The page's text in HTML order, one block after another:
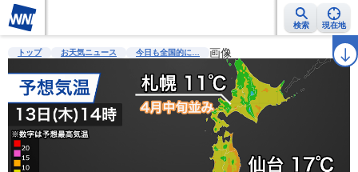
検索 現在地
雨雲レーダー 台風情報 地震情報 警報・注意報 ラ
トップ お天気ニュース 今日も全国的に… 画像